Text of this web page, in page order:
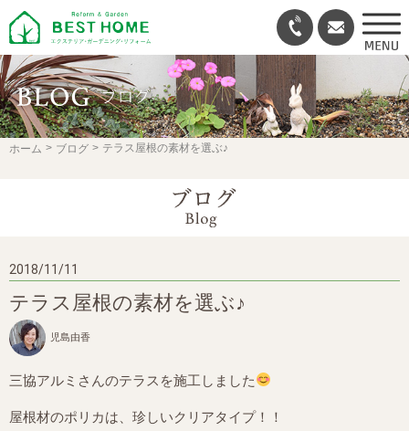
ホーム ブログ テラス屋根の素材を選ぶ♪
2018/11/11
テラス屋根の素材を選ぶ♪
児島由香
三協アルミさんのテラスを施工しました
屋根材のポリカは、珍しいクリアタイプ！！